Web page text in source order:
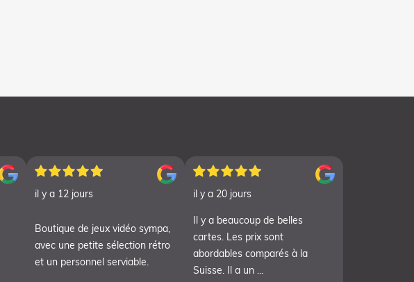
il y a 12 jours
Boutique de jeux vidéo sympa,
avec une petite sélection rétro
et un personnel serviable.
il y a 20 jours
Il y a beaucoup de belles
cartes. Les prix sont
abordables comparés à la
Suisse. Il a un ...